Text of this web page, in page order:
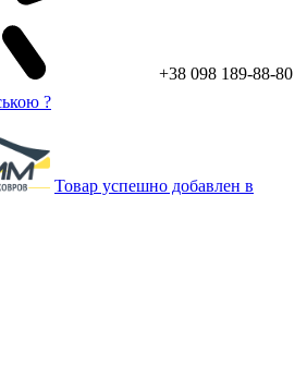
+38 098 189-88-80
?
Товар успешно добавлен в